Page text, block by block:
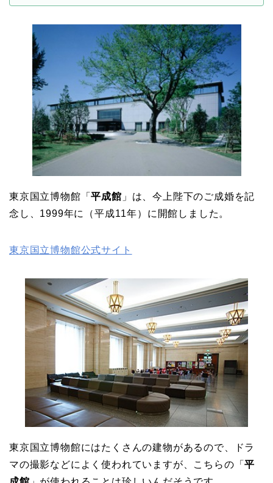
東京国立博物館「平成館 」は、今上陛下のご成婚を記
念し、1999年に（平成11年）に開館しました。
東京国立博物館公式サイト
東京国立博物館にはたくさんの建物があるので、ドラ
マの撮影などによく使われていますが、こちらの「平